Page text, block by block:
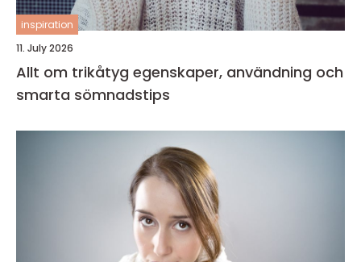
inspiration
11. July 2026
Allt om trikåtyg egenskaper, användning och
smarta sömnadstips